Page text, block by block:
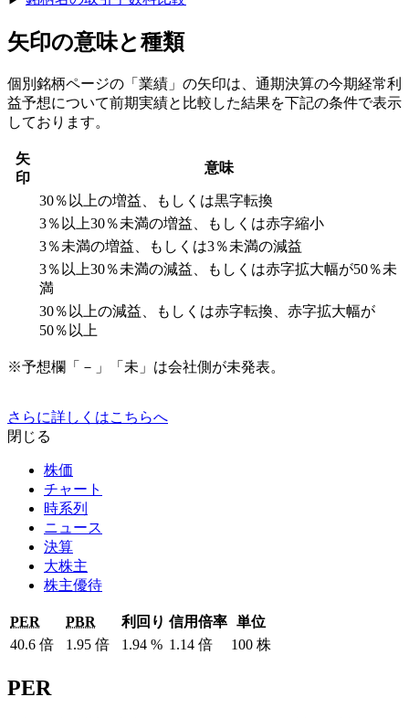
矢印の意味と種類
個別銘柄ページの「業績」の矢印は、通期決算の今期経常利
益予想について前期実績と比較した結果を下記の条件で表示
しております。
矢
印
意味
30％以上の増益、もしくは黒字転換
3％以上30％未満の増益、もしくは赤字縮小
3％未満の増益、もしくは3％未満の減益
3％以上30％未満の減益、もしくは赤字拡大幅が50％未
満
30％以上の減益、もしくは赤字転換、赤字拡大幅が
50％以上
※予想欄「－」「未」は会社側が未発表。
さらに詳しくはこちらへ
閉じる
株価
チャート
時系列
ニュース
決算
大株主
株主優待
PER PBR 利回り 信用倍率 単位
40.6 倍 1.95 倍 1.94 % 1.14 倍 100 株
PER